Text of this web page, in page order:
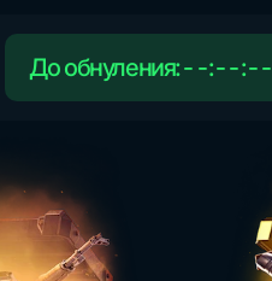
До обнуления:--:--:--